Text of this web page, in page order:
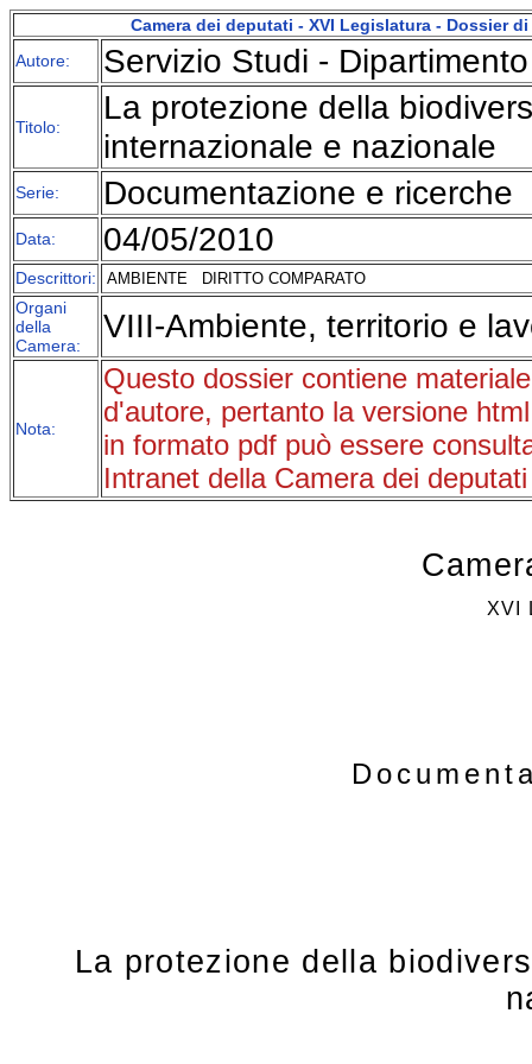
Camera dei deputati - XVI Legislatura - Dossier
Autore:
Servizio Studi -
Titolo:
La protezione della
internazionale e nazionale
Serie: Documentazione e ricerche
Data: 04/05/2010
Descrittori: AMBIENTE DIRITTO COMPARATO
Organi
della
Camera:
VIII-Ambiente, territorio e
Nota:
Questo dossier contiene
d'autore, pertanto la versione
in formato pdf può essere
Intranet della Camera dei
XVI
La protezione della